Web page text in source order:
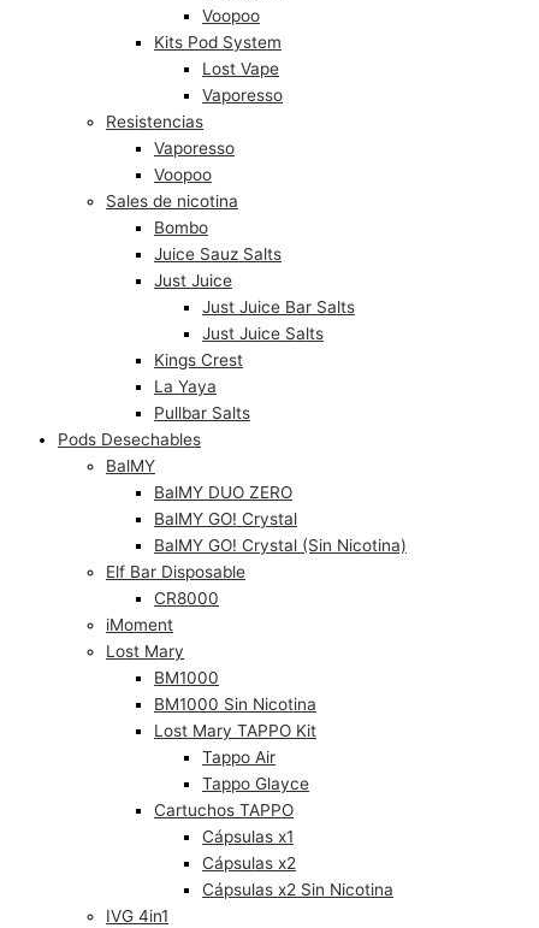
Voopoo
Kits Pod System
Lost Vape
Vaporesso
Resistencias
Vaporesso
Voopoo
Sales de nicotina
Bombo
Juice Sauz Salts
Just Juice
Just Juice Bar Salts
Just Juice Salts
Kings Crest
La Yaya
Pullbar Salts
Pods Desechables
BalMY
BalMY DUO ZERO
BalMY GO! Crystal
BalMY GO! Crystal (Sin Nicotina)
Elf Bar Disposable
CR8000
iMoment
Lost Mary
BM1000
BM1000 Sin Nicotina
Lost Mary TAPPO Kit
Tappo Air
Tappo Glayce
Cartuchos TAPPO
Cápsulas x1
Cápsulas x2
Cápsulas x2 Sin Nicotina
IVG 4in1